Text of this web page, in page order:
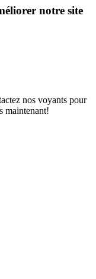
notre site
nos voyants pour
maintenant!